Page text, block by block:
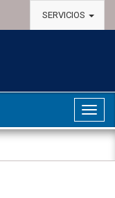
SERVICIOS